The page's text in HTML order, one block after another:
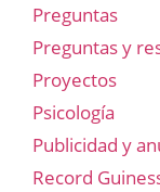
Preguntas
Preguntas y
Proyectos
Psicología
Publicidad y
Record